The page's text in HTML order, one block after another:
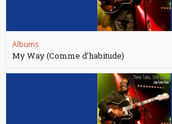
Albums
My Way (Comme d’habitude)